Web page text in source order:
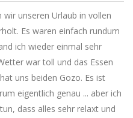
unseren Urlaub in vollen
Es waren einfach rundum
ich wieder einmal sehr
war toll und das Essen
uns beiden Gozo. Es ist
eigentlich genau ... aber ich
dass alles sehr relaxt und